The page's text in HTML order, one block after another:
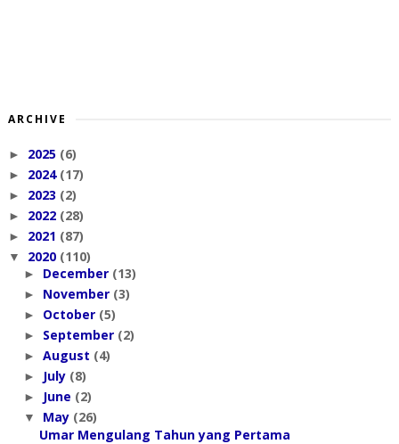
ARCHIVE
► 2025 (6)
► 2024 (17)
► 2023 (2)
► 2022 (28)
► 2021 (87)
▼ 2020 (110)
► December (13)
► November (3)
► October (5)
► September (2)
► August (4)
► July (8)
► June (2)
▼ May (26)
Umar Mengulang Tahun yang Pertama